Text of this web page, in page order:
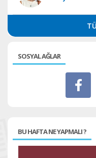
SOSYAL AĞLAR
BU HAFTA NE YAPMALI ?